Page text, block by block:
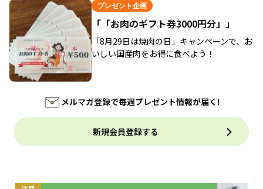
プレゼント企画
「「お肉のギフト券3000円分」」
「8月29日は焼肉の日」キャンペーンで、お
いしい国産肉をお得に食べよう！
メルマガ登録で毎週プレゼント情報が届く!
新規会員登録する